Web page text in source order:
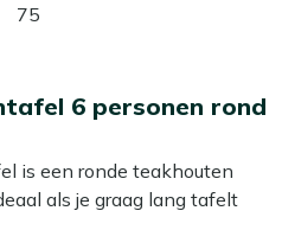
75
6 personen rond
is een ronde teakhouten
als je graag lang tafelt